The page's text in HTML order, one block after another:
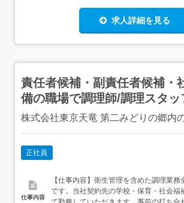
求人詳細を見る
責任者候補・副責任者候補・
備の職場で調理師/調理スタッ
株式会社東京天竜 第二みどりの郷内
正社員
仕事内容
【仕事内容】衛生管理を含めた調理業
です。当社契約先の学校・保育・社会福